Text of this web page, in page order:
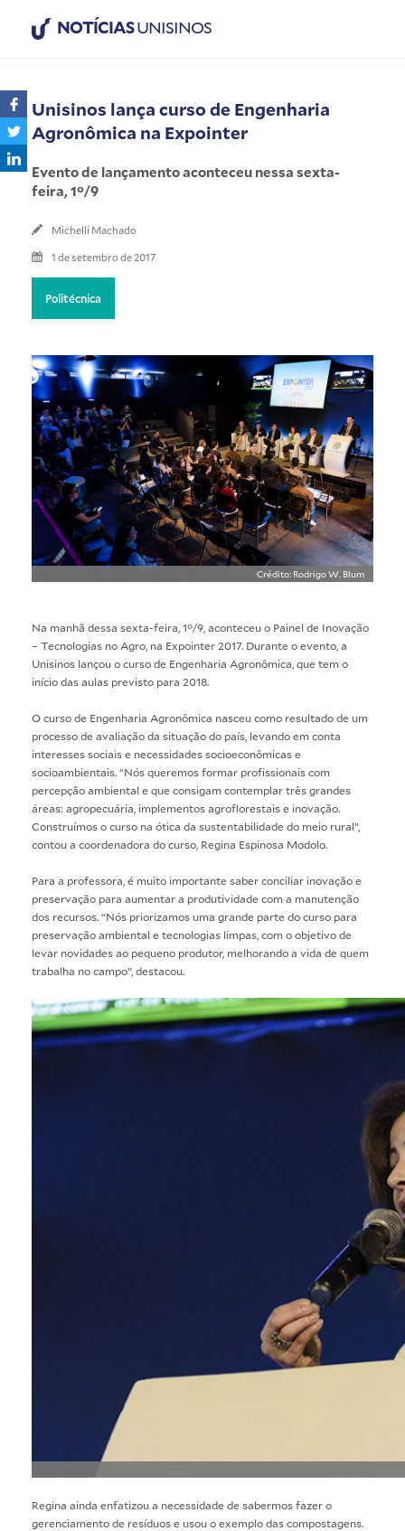
NOTÍCIASUNISINOS
Unisinos lança curso de Engenharia
Agronômica na Expointer
Evento de lançamento aconteceu nessa sexta-
feira, 1°/9
Michelli Machado
1 de setembro de 2017
Politécnica
Crédito: Rodrigo W. Blum
Na manhã dessa sexta-feira, 1°/9, aconteceu o Painel de Inovação
– Tecnologias no Agro, na Expointer 2017. Durante o evento, a
Unisinos lançou o curso de Engenharia Agronômica, que tem o
início das aulas previsto para 2018.
O curso de Engenharia Agronômica nasceu como resultado de um
processo de avaliação da situação do país, levando em conta
interesses sociais e necessidades socioeconômicas e
socioambientais. “Nós queremos formar profissionais com
percepção ambiental e que consigam contemplar três grandes
áreas: agropecuária, implementos agroflorestais e inovação.
Construímos o curso na ótica da sustentabilidade do meio rural”,
contou a coordenadora do curso, Regina Espinosa Modolo.
Para a professora, é muito importante saber conciliar inovação e
preservação para aumentar a produtividade com a manutenção
dos recursos. “Nós priorizamos uma grande parte do curso para
preservação ambiental e tecnologias limpas, com o objetivo de
levar novidades ao pequeno produtor, melhorando a vida de quem
trabalha no campo”, destacou.
Regina ainda enfatizou a necessidade de sabermos fazer o
gerenciamento de resíduos e usou o exemplo das compostagens.